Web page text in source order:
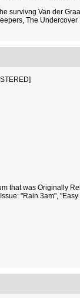
survivng Van der
The
that was Originally
"Rain 3am",